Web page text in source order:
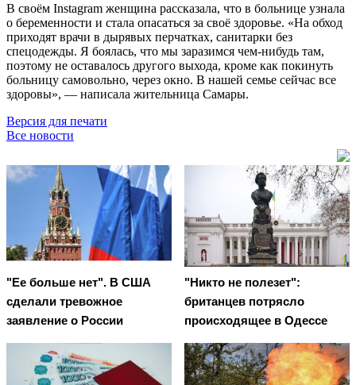
В своём Instagram женщина рассказала, что в больнице узнала
о беременности и стала опасаться за своё здоровье. «На обход
приходят врачи в дырявых перчатках, санитарки без
спецодежды. Я боялась, что мы заразимся чем-нибудь там,
поэтому не оставалось другого выхода, кроме как покинуть
больницу самовольно, через окно. В нашей семье сейчас все
здоровы», — написала жительница Самары.
Версия для печати
Все новости
"Ее больше нет". В США
сделали тревожное
заявление о России
"Никто не полезет":
британцев потрясло
происходящее в Одессе